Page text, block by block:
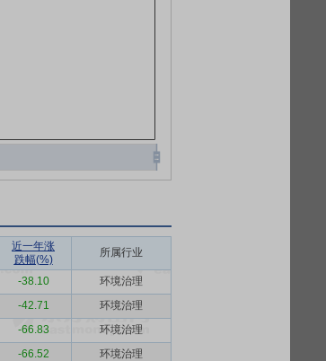
近一年涨
跌幅(%)
所属行业
-38.10
环境治理
-42.71
环境治理
-66.83
环境治理
-66.52
环境治理